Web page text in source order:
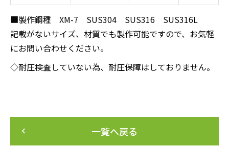
■製作鋼種 XM-7 SUS304 SUS316 SUS316L
記載がないサイズ、材質でも製作可能ですので、お気軽
にお問い合わせください。
◇耐圧検査していない為、耐圧保障はしておりません。
一覧へ戻る
keyboard_arrow_left